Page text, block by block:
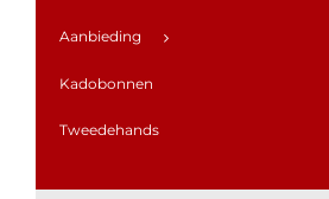
Aanbieding
Kadobonnen
Tweedehands